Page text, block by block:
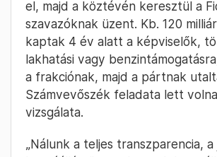
Molnár Zoltán
Magyar lényegesen meg
a képviselőkre költött
Magyar szerint volt egy olyan
fizetést – felelt a Klubrádió